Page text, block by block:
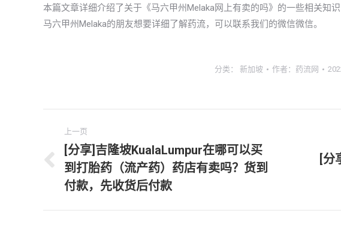
本篇文章详细介绍了关于《马六甲州Melaka网上有卖的吗》的一些相关知
马六甲州Melaka的朋友想要详细了解药流，可以联系我们的微信微信。
分类： 新加坡 作者： 药流网
章
导
上一页
上
一
[分享]吉隆坡KualaLumpur在哪可以买
到打胎药（流产药）药店有卖吗？货到
付款，先收货后付款
[分